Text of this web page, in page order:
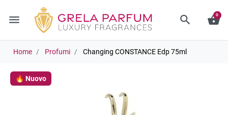
menu search shopping_basket
0
Home Profumi Changing CONSTANCE Edp 75ml
🔥 Nuovo